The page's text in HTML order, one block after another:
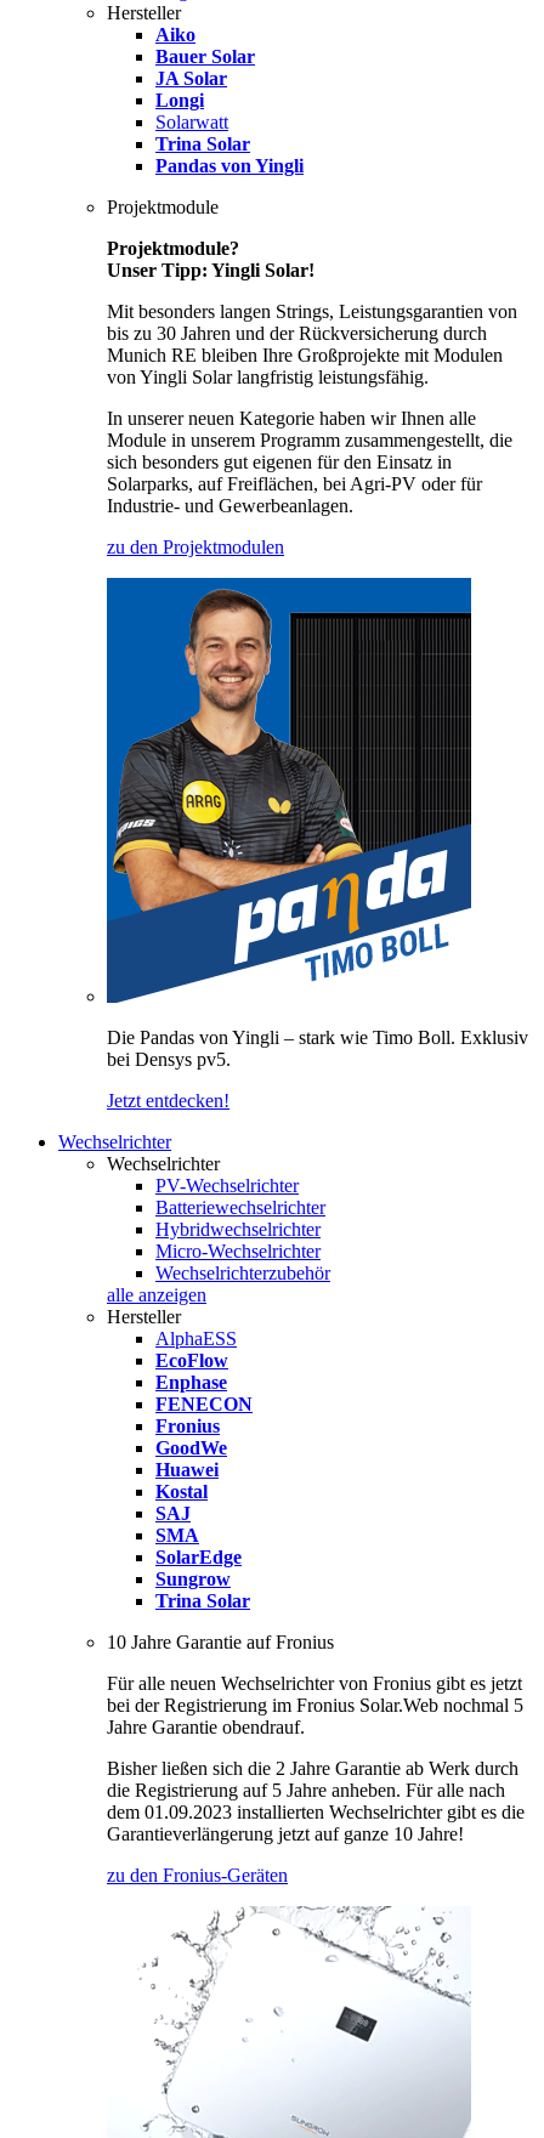
Hersteller
Aiko
Bauer Solar
JA Solar
Longi
Solarwatt
Trina Solar
Pandas von Yingli
Projektmodule
Projektmodule?
Unser Tipp: Yingli Solar!
Mit besonders langen Strings, Leistungsgarantien von
bis zu 30 Jahren und der Rückversicherung durch
Munich RE bleiben Ihre Großprojekte mit Modulen
von Yingli Solar langfristig leistungsfähig.
In unserer neuen Kategorie haben wir Ihnen alle
Module in unserem Programm zusammengestellt, die
sich besonders gut eigenen für den Einsatz in
Solarparks, auf Freiflächen, bei Agri-PV oder für
Industrie- und Gewerbeanlagen.
zu den Projektmodulen
Die Pandas von Yingli – stark wie Timo Boll. Exklusiv
bei Densys pv5.
Jetzt entdecken!
Wechselrichter
Wechselrichter
PV-Wechselrichter
Batteriewechselrichter
Hybridwechselrichter
Micro-Wechselrichter
Wechselrichterzubehör
alle anzeigen
Hersteller
AlphaESS
EcoFlow
Enphase
FENECON
Fronius
GoodWe
Huawei
Kostal
SAJ
SMA
SolarEdge
Sungrow
Trina Solar
10 Jahre Garantie auf Fronius
Für alle neuen Wechselrichter von Fronius gibt es jetzt
bei der Registrierung im Fronius Solar.Web nochmal 5
Jahre Garantie obendrauf.
Bisher ließen sich die 2 Jahre Garantie ab Werk durch
die Registrierung auf 5 Jahre anheben. Für alle nach
dem 01.09.2023 installierten Wechselrichter gibt es die
Garantieverlängerung jetzt auf ganze 10 Jahre!
zu den Fronius-Geräten